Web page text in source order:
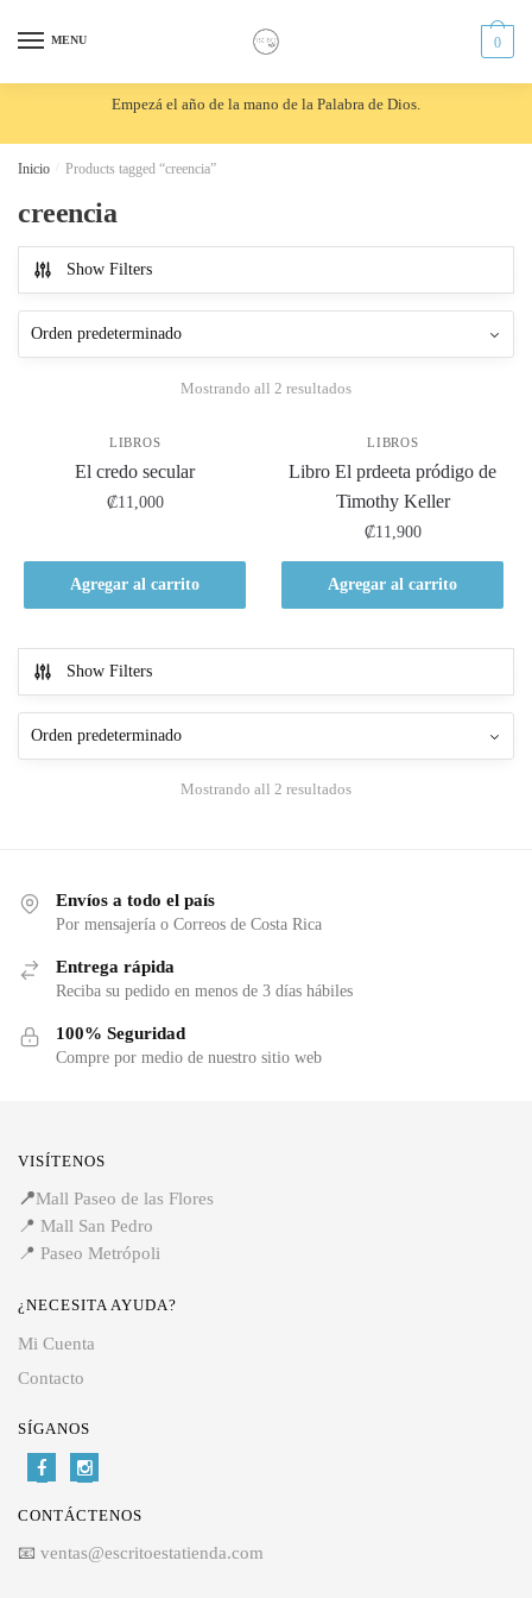
MENU 0
Empezá el año de la mano de la Palabra de Dios.
Inicio Products tagged “creencia”
creencia
Show Filters
Mostrando all 2 resultados
LIBROS
El credo secular
₡11,000
Agregar al carrito
LIBROS
Libro El prdeeta pródigo de
Timothy Keller
₡11,900
Agregar al carrito
Show Filters
Mostrando all 2 resultados
Envíos a todo el país
Por mensajería o Correos de Costa Rica
Entrega rápida
Reciba su pedido en menos de 3 días hábiles
100% Seguridad
Compre por medio de nuestro sitio web
VISÍTENOS
📍Mall Paseo de las Flores
📍 Mall San Pedro
📍 Paseo Metrópoli
¿NECESITA AYUDA?
Mi Cuenta
Contacto
SÍGANOS
CONTÁCTENOS
📧 ventas@escritoestatienda.com